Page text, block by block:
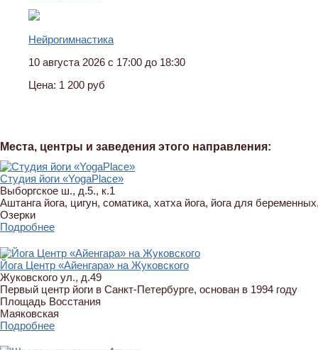
Нейрогимнастика
10 августа 2026 с 17:00 до 18:30
Цена: 1 200 руб
Места, центры и заведения этого направления:
Студия йоги «YogaPlace»
Выборгское ш., д.5., к.1
Аштанга йога, цигун, соматика, хатха йога, йога для
Озерки
Подробнее
Йога Центр «Айенгара» на Жуковского
Жуковского ул., д.49
Первый центр йоги в Санкт-Петербурге, основан в 1994 году
Площадь Восстания
Маяковская
Подробнее